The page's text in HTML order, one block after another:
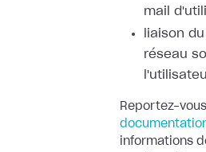
mail
liaison
réseau
Reportez-
informations